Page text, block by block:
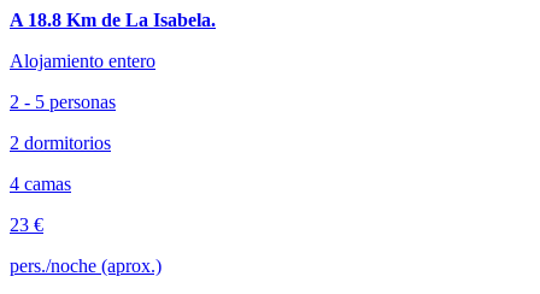
A 18.8 Km de La Isabela.
Alojamiento entero
2 - 5 personas
2 dormitorios
4 camas
23 €
pers./noche (aprox.)